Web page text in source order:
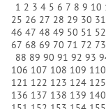
1 2 3 4 5 6 7 8 9 10
25 26 27 28 29 30 31
46 47 48 49 50 51 52
67 68 69 70 71 72 73
88 89 90 91 92 93
106 107 108 109 110
121 122 123 124 125
136 137 138 139 140